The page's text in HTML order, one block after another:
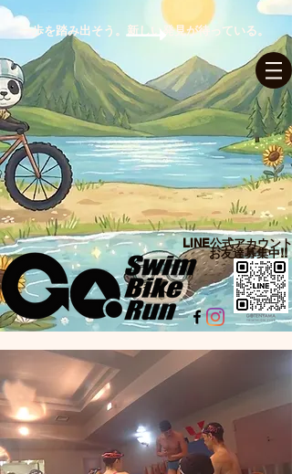
ログイン
一歩を踏み出そう。新しい発見が待っている。
LINE公式アカウント​
お友達募集中!!